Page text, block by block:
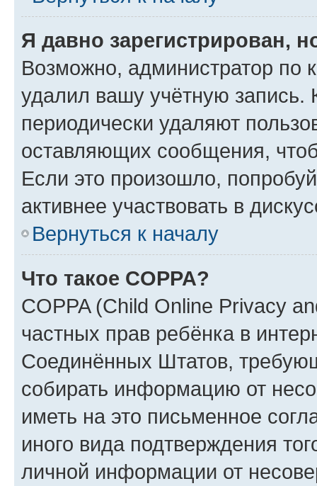
Я давно зарегистрирован,
Возможно, администратор по
удалил вашу учётную запись.
периодически удаляют
оставляющих сообщения,
Если это произошло,
активнее участвовать в
Вернуться к началу
Что такое COPPA?
COPPA (Child Online Privacy
частных прав ребёнка в
Соединённых Штатов,
собирать информацию от
иметь на это письменное
иного вида подтверждения
личной информации от